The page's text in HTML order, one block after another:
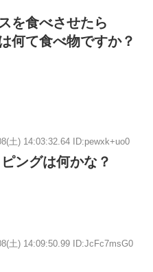
を食べさせたら
何て食べ物ですか？
土) 14:03:32.64 ID:pewxk+uo0
ングは何かな？
土) 14:09:50.99 ID:JcFc7msG0